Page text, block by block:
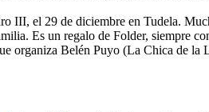
III, el 29 de diciembre en Tudela.
Es un regalo de Folder, siempre
organiza Belén Puyo (La Chica de la